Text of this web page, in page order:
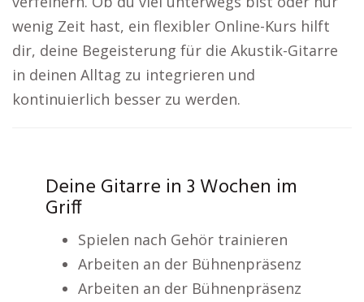
wenig Zeit hast, ein flexibler Online-Kurs hilft
dir, deine Begeisterung für die Akustik-Gitarre
in deinen Alltag zu integrieren und
kontinuierlich besser zu werden.
Deine Gitarre in 3 Wochen im
Griff
Spielen nach Gehör trainieren
Arbeiten an der Bühnenpräsenz
Arbeiten an der Bühnenpräsenz